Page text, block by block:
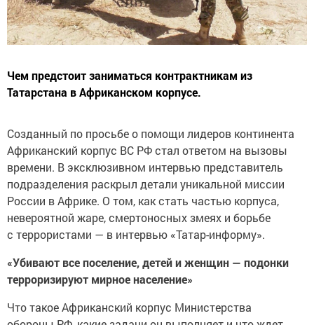
Чем предстоит заниматься контрактникам из
Татарстана в Африканском корпусе.
Созданный по просьбе о помощи лидеров континента
Африканский корпус ВС РФ стал ответом на вызовы
времени. В эксклюзивном интервью представитель
подразделения раскрыл детали уникальной миссии
России в Африке. О том, как стать частью корпуса,
невероятной жаре, смертоносных змеях и борьбе
с террористами — в интервью «Татар-информу».
«Убивают все поселение, детей и женщин — подонки
терроризируют мирное население»
Что такое Африканский корпус Министерства